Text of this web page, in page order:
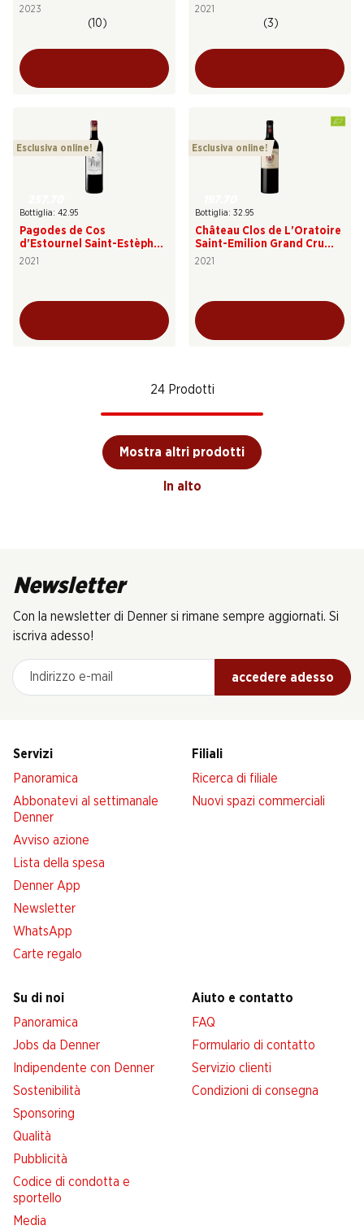
2023
(10)
2021
(3)
Esclusiva online!
Bottiglia: 42.95
Pagodes de Cos
d'Estournel Saint-Estèphe
AOC
2021
Esclusiva online!
Bottiglia: 32.95
Château Clos de L'Oratoire
Saint-Emilion Grand Cru
classé AOC
2021
24 Prodotti
Mostra altri prodotti
In alto
Newsletter
Con la newsletter di Denner si rimane sempre aggiornati. Si
iscriva adesso!
Indirizzo e-mail
accedere adesso
Servizi
Panoramica
Abbonatevi al settimanale
Denner
Avviso azione
Lista della spesa
Denner App
Newsletter
WhatsApp
Carte regalo
Filiali
Ricerca di filiale
Nuovi spazi commerciali
Su di noi
Panoramica
Jobs da Denner
Indipendente con Denner
Sostenibilità
Sponsoring
Qualità
Pubblicità
Codice di condotta e
sportello
Media
Aiuto e contatto
FAQ
Formulario di contatto
Servizio clienti
Condizioni di consegna